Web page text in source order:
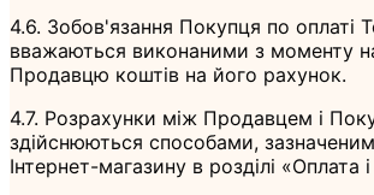
4.6. Зобов'язання Покупця по оплаті
вважаються виконаними з моменту
Продавцю коштів на його рахунок.
4.7. Розрахунки між Продавцем і
здійснюються способами,
Інтернет-магазину в розділі «Оплата